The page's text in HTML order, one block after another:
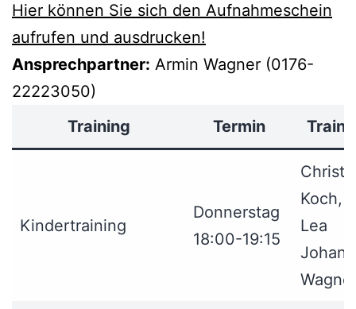
Hier können Sie sich den Aufnahmeschein
aufrufen und ausdrucken!
Ansprechpartner: Armin Wagner (0176-
22223050)
Training
Termin
Kindertraining
Donnerstag
18:00-19:15
Koch,
Lea